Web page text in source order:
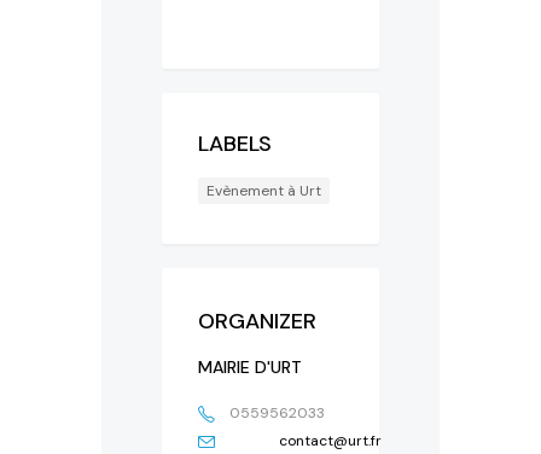
LABELS
Evènement à Urt
ORGANIZER
MAIRIE D'URT
0559562033
contact@urt.fr